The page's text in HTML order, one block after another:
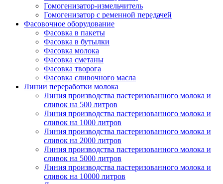
Гомогенизатор-измельчитель
Гомогенизатор с ременной передачей
Фасовочное оборудование
Фасовка в пакеты
Фасовка в бутылки
Фасовка молока
Фасовка сметаны
Фасовка творога
Фасовка сливочного масла
Линии переработки молока
Линия производства пастеризованного молока и
сливок на 500 литров
Линия производства пастеризованного молока и
сливок на 1000 литров
Линия производства пастеризованного молока и
сливок на 2000 литров
Линия производства пастеризованного молока и
сливок на 5000 литров
Линия производства пастеризованного молока и
сливок на 10000 литров